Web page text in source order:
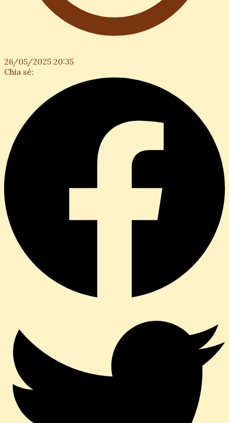
26/05/2025 20:35
Chia sẻ: